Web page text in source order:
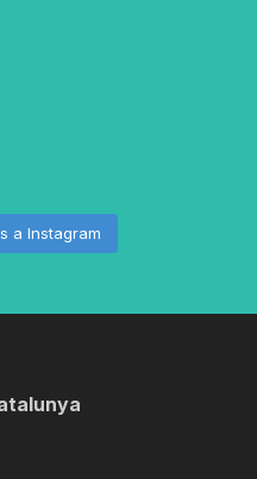
a Instagram